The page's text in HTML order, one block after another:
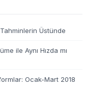
Üstünde
ile Aynı Hızda mı
Ocak-Mart 2018